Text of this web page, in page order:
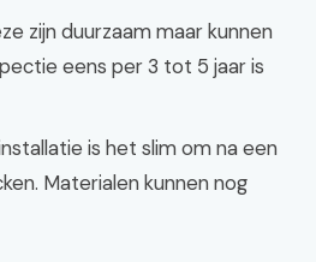
zijn duurzaam maar kunnen
eens per 3 tot 5 jaar is
is het slim om na een
Materialen kunnen nog